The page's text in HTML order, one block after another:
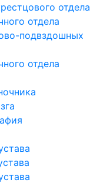
отдела
отдела
подвздошных
отдела